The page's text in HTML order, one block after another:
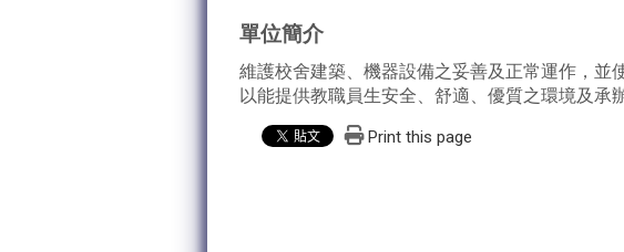
單位簡介
維護校舍建築、機器設備之妥善及正常運作，並
以能提供教職員生安全、舒適、優質之環境及承
Print this page